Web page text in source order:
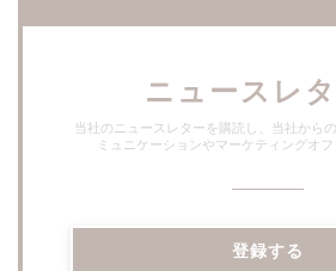
ニュースレ
当社のニュースレターを購読し、当社から
ミュニケーションやマーケティングオフ
登録する